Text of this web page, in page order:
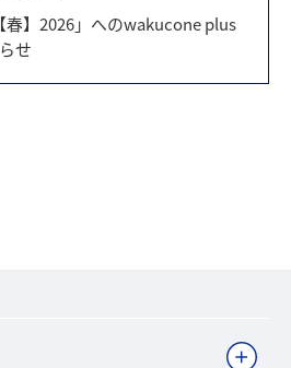
春】2026」へのwakucone plus
せ